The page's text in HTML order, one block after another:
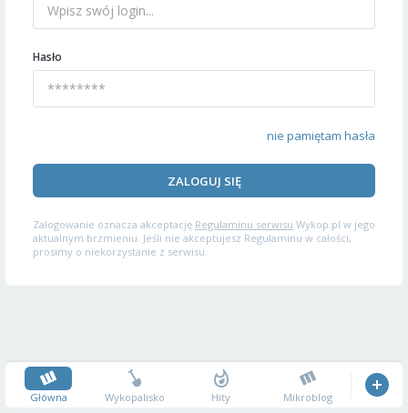
Hasło
nie pamiętam hasła
ZALOGUJ SIĘ
Zalogowanie oznacza akceptację Regulaminu serwisu Wykop.pl w jego
aktualnym brzmieniu. Jeśli nie akceptujesz Regulaminu w całości,
prosimy o niekorzystanie z serwisu.
Główna Wykopalisko Hity Mikroblog